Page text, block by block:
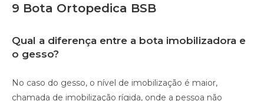
9 Bota Ortopedica BSB
Qual a diferença entre a bota imobilizadora e
o gesso?
No caso do gesso, o nível de imobilização é maior,
chamada de imobilização rígida, onde a pessoa não